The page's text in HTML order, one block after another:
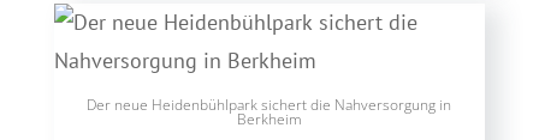
Der neue Heidenbühlpark sichert die Nahversorgung in
Berkheim